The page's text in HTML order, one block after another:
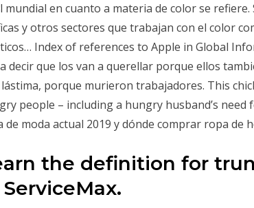
mundial en cuanto a materia de color se
y otros sectores que trabajan con el color
Index of references to Apple in Global
decir que los van a querellar porque ellos
porque murieron trabajadores. This
people – including a hungry husband’s need
de moda actual 2019 y dónde comprar ropa
the definition for